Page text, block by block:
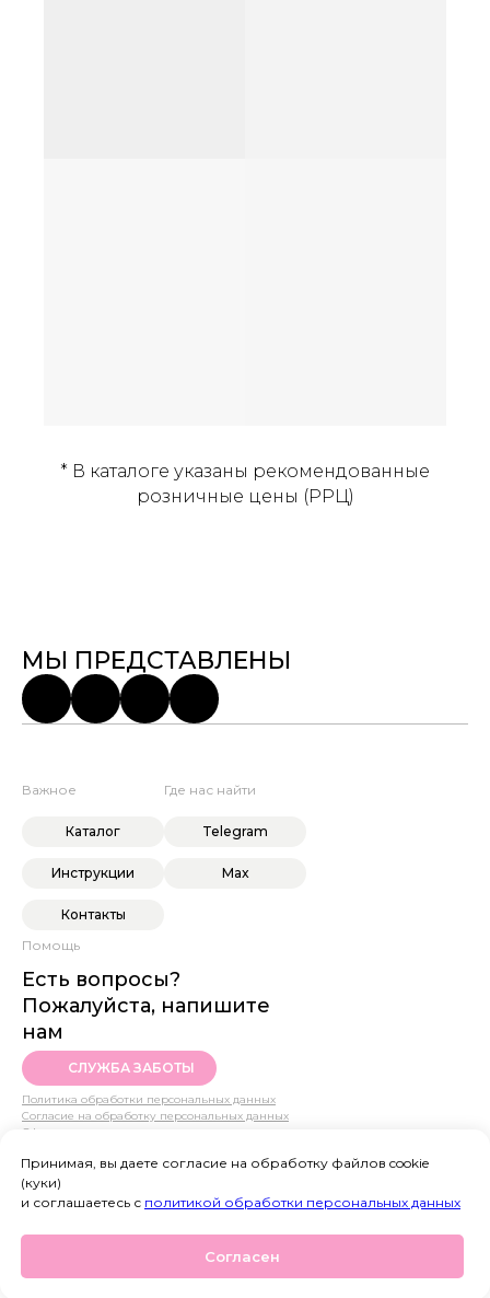
Принимая, вы даете согласие на обработку файлов cookie
(куки)
и соглашаетесь с политикой обработки персональных данных
Согласен
* В каталоге указаны рекомендованные
розничные цены (РРЦ)
МЫ ПРЕДСТАВЛЕНЫ
Важное
Каталог
Инструкции
Контакты
Где нас найти
Telegram
Max
Помощь
Есть вопросы?
Пожалуйста, напишите
нам
СЛУЖБА ЗАБОТЫ
Политика обработки персональных данных
Согласие на обработку персональных данных
Оферта